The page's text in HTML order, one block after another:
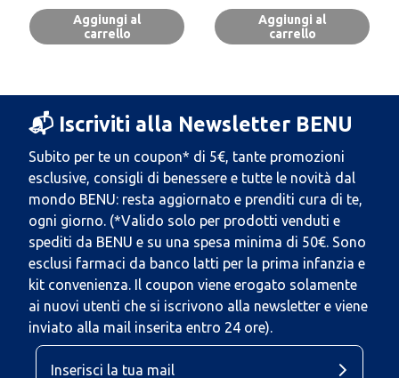
Aggiungi al
carrello
Aggiungi al
carrello
📬 Iscriviti alla Newsletter BENU
Subito per te un coupon* di 5€, tante promozioni
esclusive, consigli di benessere e tutte le novità dal
mondo BENU: resta aggiornato e prenditi cura di te,
ogni giorno. (*Valido solo per prodotti venduti e
spediti da BENU e su una spesa minima di 50€. Sono
esclusi farmaci da banco latti per la prima infanzia e
kit convenienza. Il coupon viene erogato solamente
ai nuovi utenti che si iscrivono alla newsletter e viene
inviato alla mail inserita entro 24 ore).